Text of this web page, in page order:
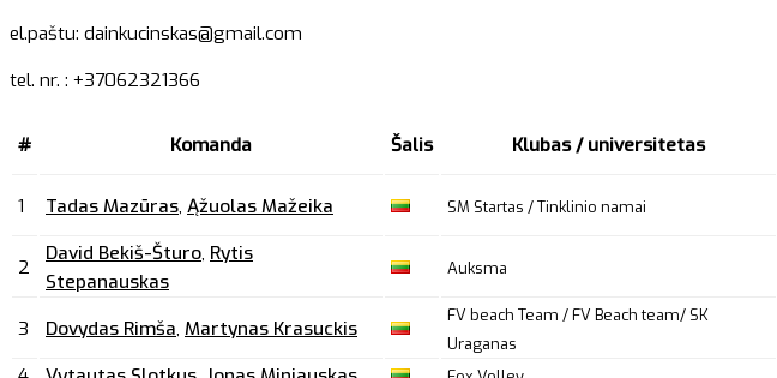
el.paštu: dainkucinskas@gmail.com
tel. nr. : +37062321366
# Komanda Šalis Klubas / universitetas
1
Tadas Mazūras, Ąžuolas Mažeika SM Startas / Tinklinio namai
2
David Bekiš-Šturo, Rytis
Stepanauskas
Auksma
3
Dovydas Rimša, Martynas Krasuckis
FV beach Team / FV Beach team/ SK
Uraganas